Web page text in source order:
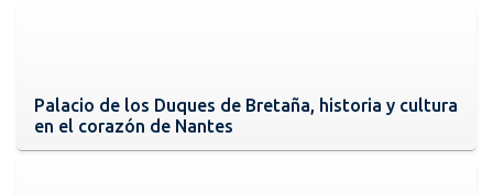
Palacio de los Duques de Bretaña, historia y cultura
en el corazón de Nantes